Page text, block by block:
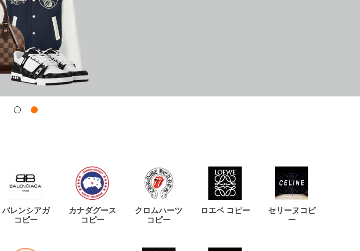
バレンシアガ
コピー
カナダグース
コピー
クロムハーツ
コピー
ロエベ コピー
セリーヌコピ
ー